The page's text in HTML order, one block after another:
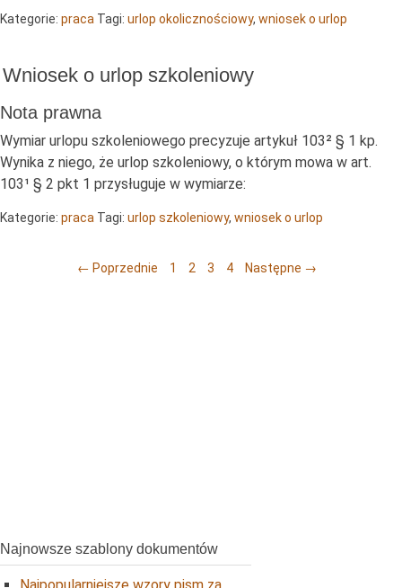
Kategorie: praca Tagi: urlop okolicznościowy, wniosek o urlop
Wniosek o urlop szkoleniowy
Nota prawna
Wymiar urlopu szkoleniowego precyzuje artykuł 103² § 1 kp.
Wynika z niego, że urlop szkoleniowy, o którym mowa w art.
103¹ § 2 pkt 1 przysługuje w wymiarze:
Kategorie: praca Tagi: urlop szkoleniowy, wniosek o urlop
Posts navigation← Poprzednie 1 2 3 4 Następne →
Najnowsze szablony dokumentów
Najpopularniejsze wzory pism za